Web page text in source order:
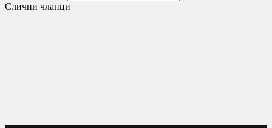
Слични чланци